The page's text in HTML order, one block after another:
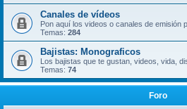
Canales de vídeos
Pon aquí los videos o canales de emisión
Temas: 284
Bajistas: Monograficos
Los bajistas que te gustan, videos, vida,
Temas: 74
Foro